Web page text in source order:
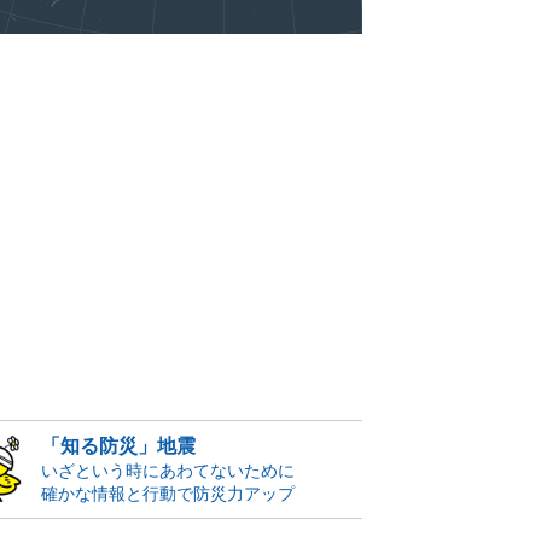
「知る防災」地震
いざという時にあわてないために
確かな情報と行動で防災力アップ